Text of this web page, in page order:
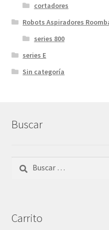
cortadores
Robots Aspiradores
series 800
series E
Sin categoría
Buscar
Carrito